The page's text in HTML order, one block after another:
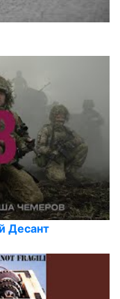
Десант